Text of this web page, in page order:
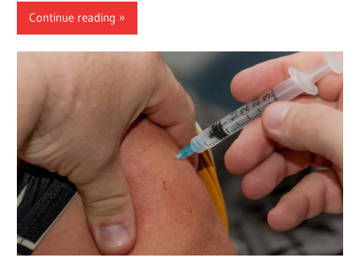
Continue reading